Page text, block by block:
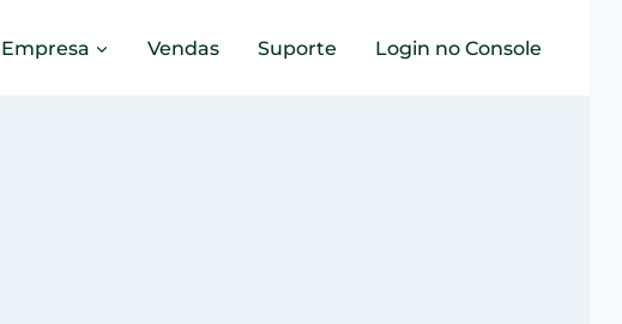
Empresa Vendas Suporte Login no Console